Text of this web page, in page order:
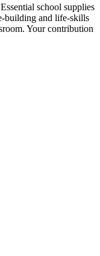
school supplies
building and life-skills
Your contribution